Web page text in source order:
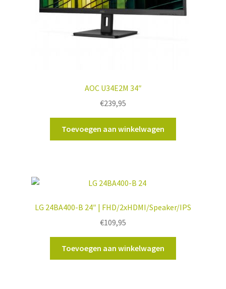
AOC U34E2M 34″
€239,95
Toevoegen aan winkelwagen
LG 24BA400-B 24″ | FHD/2xHDMI/Speaker/IPS
€109,95
Toevoegen aan winkelwagen